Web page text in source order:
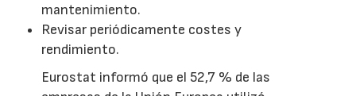
mantenimiento.
Revisar periódicamente costes y
rendimiento.
Eurostat informó que el 52,7 % de las